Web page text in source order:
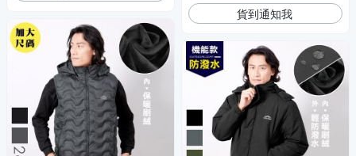
貨到通知我